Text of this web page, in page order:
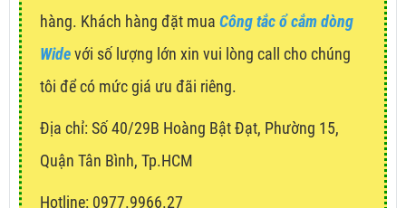
hàng. Khách hàng đặt mua Công tắc ổ cắm dòng
Widevới số lượng lớn xin vui lòng call cho chúng
tôi để có mức giá ưu đãi riêng.
Địa chỉ: Số 40/29B Hoàng Bật Đạt, Phường 15,
Quận Tân Bình, Tp.HCM
Hotline: 0977.9966.27